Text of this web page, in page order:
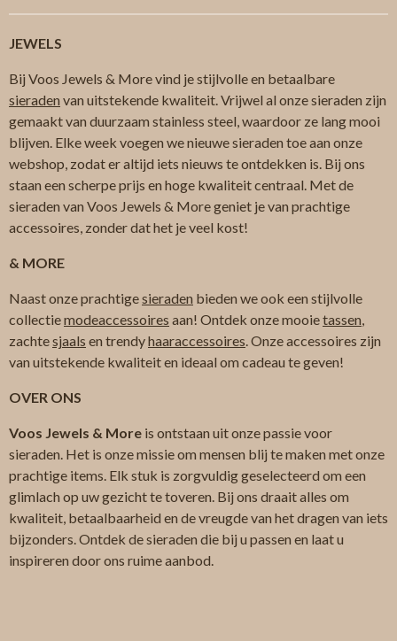
JEWELS
Bij Voos Jewels & More vind je stijlvolle en betaalbare
sieraden van uitstekende kwaliteit. Vrijwel al onze sieraden zijn
gemaakt van duurzaam stainless steel, waardoor ze lang mooi
blijven. Elke week voegen we nieuwe sieraden toe aan onze
webshop, zodat er altijd iets nieuws te ontdekken is. Bij ons
staan een scherpe prijs en hoge kwaliteit centraal. Met de
sieraden van Voos Jewels & More geniet je van prachtige
accessoires, zonder dat het je veel kost!
& MORE
Naast onze prachtigesieraden bieden we ook een stijlvolle
collectiemodeaccessoires aan! Ontdek onze mooietassen,
zachtesjaals en trendyhaaraccessoires. Onze accessoires zijn
van uitstekende kwaliteit en ideaal om cadeau te geven!
OVER ONS
Voos Jewels & More is ontstaan uit onze passie voor
sieraden. Het is onze missie om mensen blij te maken met onze
prachtige items. Elk stuk is zorgvuldig geselecteerd om een
glimlach op uw gezicht te toveren. Bij ons draait alles om
kwaliteit, betaalbaarheid en de vreugde van het dragen van iets
bijzonders. Ontdek de sieraden die bij u passen en laat u
inspireren door ons ruime aanbod.